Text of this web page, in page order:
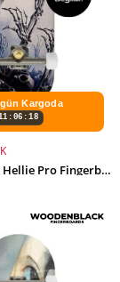
Kargoda
Woodenblack Hellie Pro Fingerboard Complete